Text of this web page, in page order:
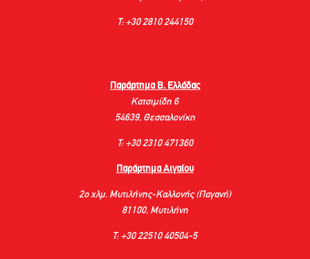
Τ: +30 2810 244150
Παράρτημα Β. Ελλάδας
Κατσιμίδη 6
54639, Θεσσαλονίκη
Τ: +30 2310 471360
Παράρτημα Αιγαίου
2ο χλμ. Μυτιλήνης-Καλλονής (Παγανή)
81100, Μυτιλήνη
Τ: +30 22510 40504-5